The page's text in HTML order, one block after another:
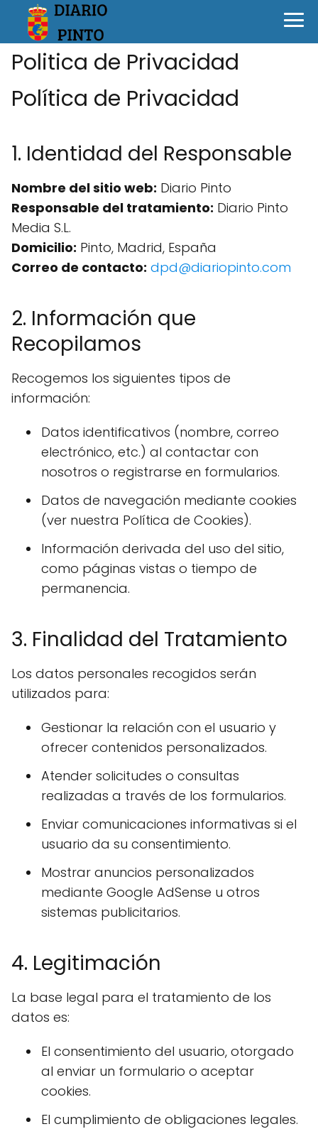
Politica de Privacidad
Política de Privacidad
1. Identidad del Responsable
Nombre del sitio web: Diario Pinto
Responsable del tratamiento: Diario Pinto
Media S.L.
Domicilio: Pinto, Madrid, España
Correo de contacto: dpd@diariopinto.com
2. Información que
Recopilamos
Recogemos los siguientes tipos de
información:
Datos identificativos (nombre, correo
electrónico, etc.) al contactar con
nosotros o registrarse en formularios.
Datos de navegación mediante cookies
(ver nuestra Política de Cookies).
Información derivada del uso del sitio,
como páginas vistas o tiempo de
permanencia.
3. Finalidad del Tratamiento
Los datos personales recogidos serán
utilizados para:
Gestionar la relación con el usuario y
ofrecer contenidos personalizados.
Atender solicitudes o consultas
realizadas a través de los formularios.
Enviar comunicaciones informativas si el
usuario da su consentimiento.
Mostrar anuncios personalizados
mediante Google AdSense u otros
sistemas publicitarios.
4. Legitimación
La base legal para el tratamiento de los
datos es:
El consentimiento del usuario, otorgado
al enviar un formulario o aceptar
cookies.
El cumplimiento de obligaciones legales.